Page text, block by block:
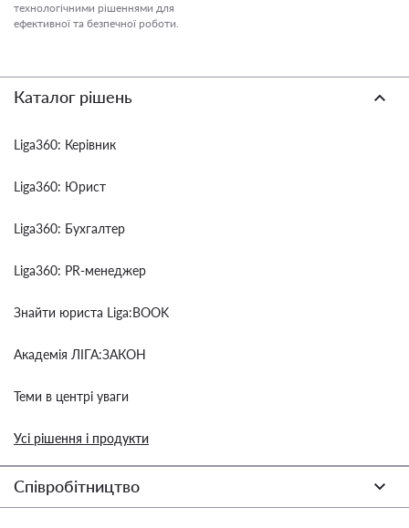
технологічними рішеннями для
ефективної та безпечної роботи.
Каталог рішень
Liga360: Керівник
Liga360: Юрист
Liga360: Бухгалтер
Liga360: PR-менеджер
Знайти юриста Liga:BOOK
Академія ЛІГА:ЗАКОН
Теми в центрі уваги
Усі рішення і продукти
Співробітництво